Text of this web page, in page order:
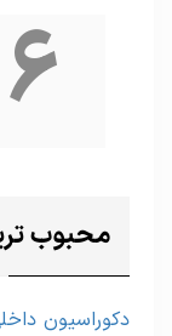
6
محبوب
دکوراسیون